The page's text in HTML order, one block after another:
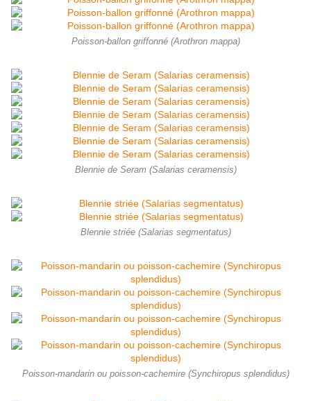
Poisson-ballon griffonné (Arothron mappa)
Blennie de Seram (Salarias ceramensis)
Blennie striée (Salarias segmentatus)
Poisson-mandarin ou poisson-cachemire (Synchiropus splendidus)